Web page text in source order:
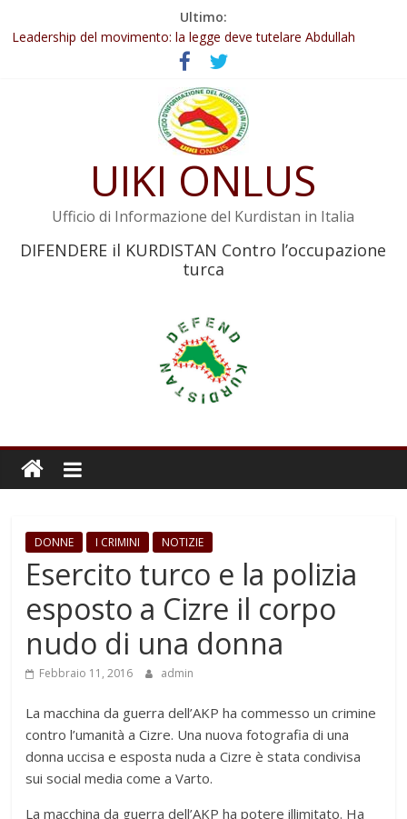
Ultimo:
Abdullah Öcalan: Le legge negativa deve essere trasformata in
legge positiva
Leadership del movimento: la legge deve tutelare Abdullah
Commissione donne del KNK: Şengal è di nuovo sotto minaccia
Non tenere conto della situazione di Rêber Apo ostacolerebbe
Il KNK chiede un’azione internazionale contro i crimini di guerra
UIKI ONLUS
Ufficio di Informazione del Kurdistan in Italia
DIFENDERE il KURDISTAN Contro l’occupazione
turca
DONNE I CRIMINI NOTIZIE
Esercito turco e la polizia
esposto a Cizre il corpo
nudo di una donna
Febbraio 11, 2016 admin
La macchina da guerra dell’AKP ha commesso un crimine
contro l’umanità a Cizre. Una nuova fotografia di una
donna uccisa e esposta nuda a Cizre è stata condivisa
sui social media come a Varto.
La macchina da guerra dell’AKP ha potere illimitato. Ha